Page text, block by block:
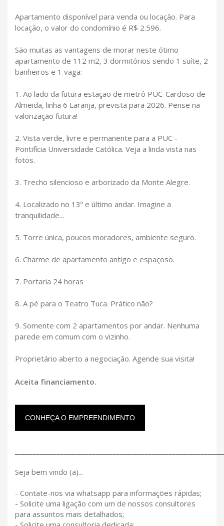
Apartamento disponível para venda ou locação. Para
locação, o valor do condomínio é R$ 2.596.
São muitas as vantagens de morar neste ótimo
apartamento de 112 m2, 3 dormitórios sendo 1 suíte, 2
banheiros e 1 vaga:
1. Ao lado da futura estação de metrô PUC-Cardoso de
Almeida, linha 6 Laranja, prevista para 2026. Pense na
valorização futura!
2. Vista verde, livre e permanente para a PUC -
Pontifícia Universidade Católica. Veja a linda vista nas
fotos.
3. Trecho silencioso e arborizado da Monte Alegre.
4. Localizado no 13º e último andar. Imagine a
tranquilidade...
5. Torre única, poucos moradores, ambiente seguro.
6. Charme de apartamento antigo e espaçoso.
7. Portaria 24 horas
8. A pé para o Teatro Tuca. Prático não?
9. Somente com 2 apartamentos por andar. Nenhuma
parede em comum com o vizinho.
Proprietário aberto a negociação. Agende sua visita!
Aceita financiamento.
CONHEÇA O EMPREENDIMENTO
Seja bem vindo (a)...
- Contate-nos via whatsapp para informações rápidas;
- Solicite uma ligação com um de nossos consultores
para assuntos mais detalhados;